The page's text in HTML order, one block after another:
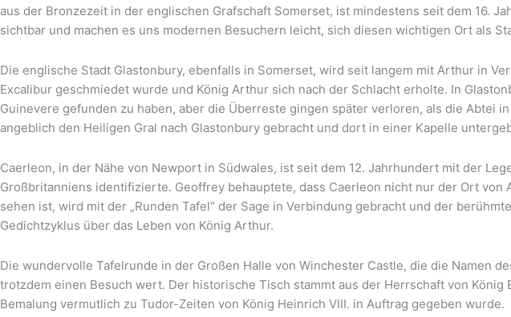
aus der Bronzezeit in der englischen Grafschaft Somerset, ist mindestens seit dem 16.
sichtbar und machen es uns modernen Besuchern leicht, sich diesen wichtigen Ort als
Die englische Stadt Glastonbury, ebenfalls in Somerset, wird seit langem mit Arthur in
Excalibur geschmiedet wurde und König Arthur sich nach der Schlacht erholte. In
Guinevere gefunden zu haben, aber die Überreste gingen später verloren, als die Abtei
angeblich den Heiligen Gral nach Glastonbury gebracht und dort in einer Kapelle
Caerleon, in der Nähe von Newport in Südwales, ist seit dem 12. Jahrhundert mit der
Großbritanniens identifizierte. Geoffrey behauptete, dass Caerleon nicht nur der Ort
sehen ist, wird mit der „Runden Tafel“ der Sage in Verbindung gebracht und der
Gedichtzyklus über das Leben von König Arthur.
Die wundervolle Tafelrunde in der Großen Halle von Winchester Castle, die die Namen
trotzdem einen Besuch wert. Der historische Tisch stammt aus der Herrschaft von
Bemalung vermutlich zu Tudor-Zeiten von König Heinrich VIII. in Auftrag gegeben wurde.